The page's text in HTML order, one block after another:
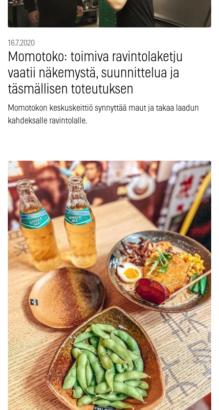
16.7.2020
Momotoko: toimiva ravintolaketju
vaatii näkemystä, suunnittelua ja
täsmällisen toteutuksen
Momotokon keskuskeittiö synnyttää maut ja takaa laadun
kahdeksalle ravintolalle.